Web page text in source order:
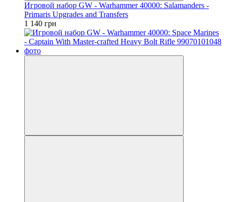
Игровой набор GW - Warhammer 40000: Salamanders -
Primaris Upgrades and Transfers
1 140 грн